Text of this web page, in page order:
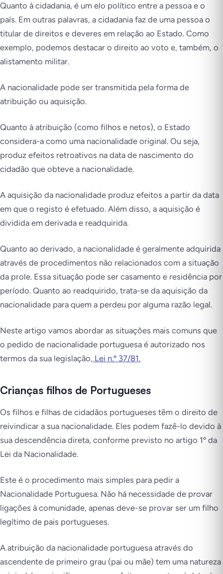
Quanto à cidadania, é um elo político entre a pessoa e o
país. Em outras palavras, a cidadania faz de uma pessoa o
titular de direitos e deveres em relação ao Estado. Como
exemplo, podemos destacar o direito ao voto e, também, o
alistamento militar.
A nacionalidade pode ser transmitida pela forma de
atribuição ou aquisição.
Quanto à atribuição (como filhos e netos), o Estado
considera-a como uma nacionalidade original. Ou seja,
produz efeitos retroativos na data de nascimento do
cidadão que obteve a nacionalidade.
A aquisição da nacionalidade produz efeitos a partir da data
em que o registo é efetuado. Além disso, a aquisição é
dividida em derivada e readquirida.
Quanto ao derivado, a nacionalidade é geralmente adquirida
através de procedimentos não relacionados com a situação
da prole. Essa situação pode ser casamento e residência por
período. Quanto ao readquirido, trata-se da aquisição da
nacionalidade para quem a perdeu por alguma razão legal.
Neste artigo vamos abordar as situações mais comuns que
o pedido de nacionalidade portuguesa é autorizado nos
termos da sua legislação, Lei n.º 37/81.
Crianças filhos de Portugueses
Os filhos e filhas de cidadãos portugueses têm o direito de
reivindicar a sua nacionalidade. Eles podem fazê-lo devido à
sua descendência direta, conforme previsto no artigo 1º da
Lei da Nacionalidade.
Este é o procedimento mais simples para pedir a
Nacionalidade Portuguesa. Não há necessidade de provar
ligações à comunidade, apenas deve-se provar ser um filho
legítimo de pais portugueses.
A atribuição da nacionalidade portuguesa através do
ascendente de primeiro grau (pai ou mãe) tem uma natureza